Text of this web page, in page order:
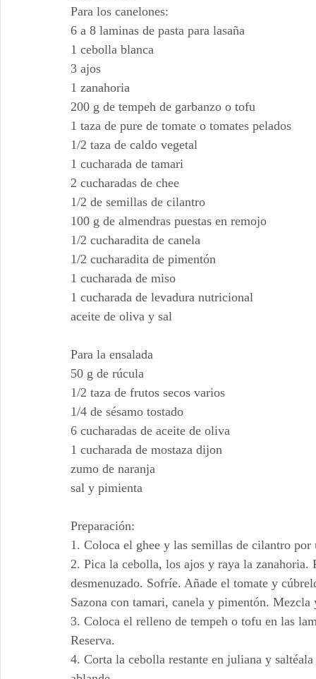
Para los canelones:
6 a 8 laminas de pasta para lasaña
1 cebolla blanca
3 ajos
1 zanahoria
200 g de tempeh de garbanzo o tofu
1 taza de pure de tomate o tomates pelados
1/2 taza de caldo vegetal
1 cucharada de tamari
2 cucharadas de chee
1/2 de semillas de cilantro
100 g de almendras puestas en remojo
1/2 cucharadita de canela
1/2 cucharadita de pimentón
1 cucharada de miso
1 cucharada de levadura nutricional
aceite de oliva y sal
Para la ensalada
50 g de rúcula
1/2 taza de frutos secos varios
1/4 de sésamo tostado
6 cucharadas de aceite de oliva
1 cucharada de mostaza dijon
zumo de naranja
sal y pimienta
Preparación:
1. Coloca el ghee y las semillas de cilantro por
2. Pica la cebolla, los ajos y raya la
desmenuzado. Sofríe. Añade el tomate y
Sazona con tamari, canela y pimentón. Mezcla
3. Coloca el relleno de tempeh o tofu en las
Reserva.
4. Corta la cebolla restante en juliana y